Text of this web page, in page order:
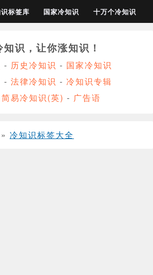
标签库 国家冷知识 十万个冷知识
识，让你涨知识！
- 历史冷知识 - 国家冷知识
- 法律冷知识 - 冷知识专辑
简易冷知识(英) - 广告语
» 冷知识标签大全